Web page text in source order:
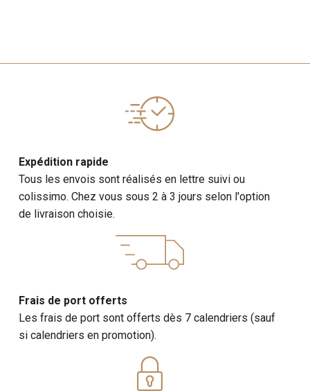
Expédition rapide
Tous les envois sont réalisés en lettre suivi ou
colissimo. Chez vous sous 2 à 3 jours selon l'option
de livraison choisie.
Frais de port offerts
Les frais de port sont offerts dès 7 calendriers (sauf
si calendriers en promotion).